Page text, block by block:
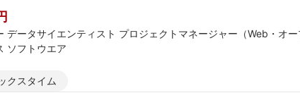
データサイエンティスト プロジェクトマネージャー（Web・オー
ソフトウエア
クスタイム